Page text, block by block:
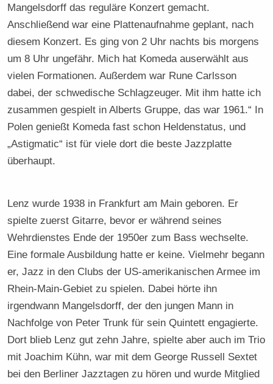
Mangelsdorff das reguläre Konzert gemacht.
Anschließend war eine Plattenaufnahme geplant, nach
diesem Konzert. Es ging von 2 Uhr nachts bis morgens
um 8 Uhr ungefähr. Mich hat Komeda auserwählt aus
vielen Formationen. Außerdem war Rune Carlsson
dabei, der schwedische Schlagzeuger. Mit ihm hatte ich
zusammen gespielt in Alberts Gruppe, das war 1961.“ In
Polen genießt Komeda fast schon Heldenstatus, und
„Astigmatic“ ist für viele dort die beste Jazzplatte
überhaupt.
Lenz wurde 1938 in Frankfurt am Main geboren. Er
spielte zuerst Gitarre, bevor er während seines
Wehrdienstes Ende der 1950er zum Bass wechselte.
Eine formale Ausbildung hatte er keine. Vielmehr begann
er, Jazz in den Clubs der US-amerikanischen Armee im
Rhein-Main-Gebiet zu spielen. Dabei hörte ihn
irgendwann Mangelsdorff, der den jungen Mann in
Nachfolge von Peter Trunk für sein Quintett engagierte.
Dort blieb Lenz gut zehn Jahre, spielte aber auch im Trio
mit Joachim Kühn, war mit dem George Russell Sextet
bei den Berliner Jazztagen zu hören und wurde Mitglied